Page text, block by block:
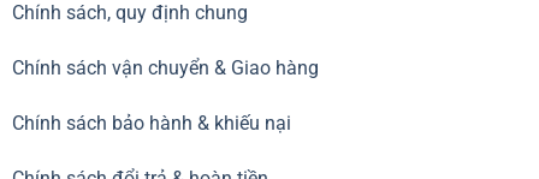
Chính sách, quy định chung
Chính sách vận chuyển & Giao hàng
Chính sách bảo hành & khiếu nại